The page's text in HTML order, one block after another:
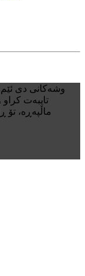
وشەکانی دی ئێم
تایبەت
ماڵپەڕە، تۆ